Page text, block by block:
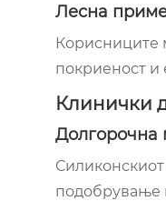
Лесна
Корисниците
покриеност и
Клинички
Долгорочна
подобрување